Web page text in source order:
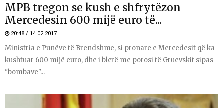
MPB tregon se kush e shfrytëzon
Mercedesin 600 mijë euro të...
20:48 / 14.02.2017
Ministria e Punëve të Brendshme, si pronare e Mercedesit që ka
kushtuar 600 mijë euro, dhe i blerë me porosi të Gruevskit sipas
"bombave"...